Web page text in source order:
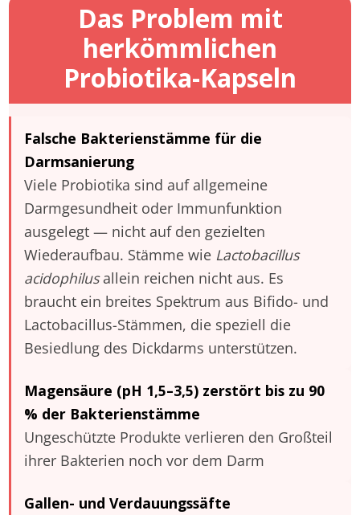
Das Problem mit
herkömmlichen
Probiotika-Kapseln
Falsche Bakterienstämme für die
Darmsanierung
Viele Probiotika sind auf allgemeine
Darmgesundheit oder Immunfunktion
ausgelegt — nicht auf den gezielten
Wiederaufbau. Stämme wie Lactobacillus
acidophilusallein reichen nicht aus. Es
braucht ein breites Spektrum aus Bifido- und
Lactobacillus-Stämmen, die speziell die
Besiedlung des Dickdarms unterstützen.
Magensäure (pH 1,5–3,5) zerstört bis zu 90
% der Bakterienstämme
Ungeschützte Produkte verlieren den Großteil
ihrer Bakterien noch vor dem Darm
Gallen- und Verdauungssäfte